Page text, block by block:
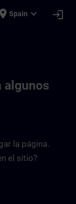
place Spain expand_more login
algunos
la página.
el sitio?